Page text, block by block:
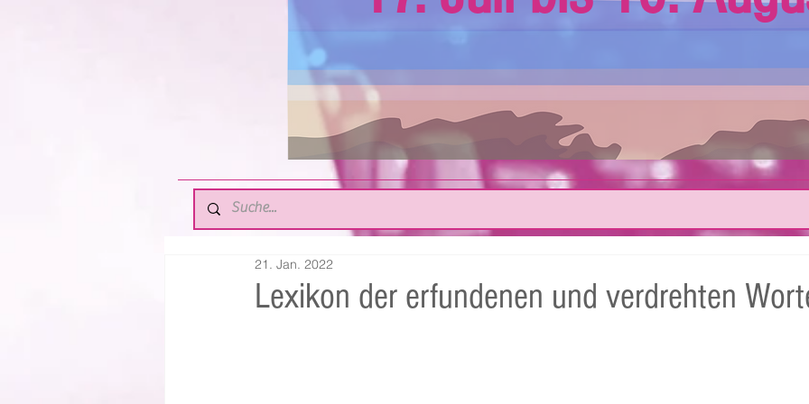
Lexikon der erfundenen und verdrehten
21. Jan. 2022